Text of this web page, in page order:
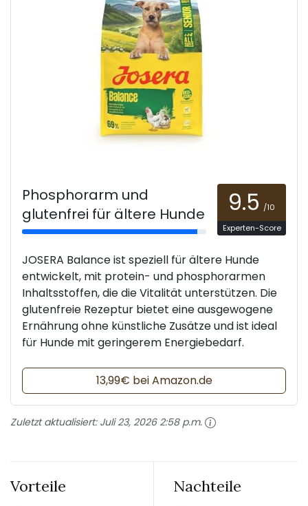
Phosphorarm und
glutenfrei für ältere Hunde
9.5 /10
Experten-Score
JOSERA Balance ist speziell für ältere Hunde
entwickelt, mit protein- und phosphorarmen
Inhaltsstoffen, die die Vitalität unterstützen. Die
glutenfreie Rezeptur bietet eine ausgewogene
Ernährung ohne künstliche Zusätze und ist ideal
für Hunde mit geringerem Energiebedarf.
13,99€ bei Amazon.de
Zuletzt aktualisiert: Juli 23, 2026 2:58 p.m.
Vorteile Nachteile